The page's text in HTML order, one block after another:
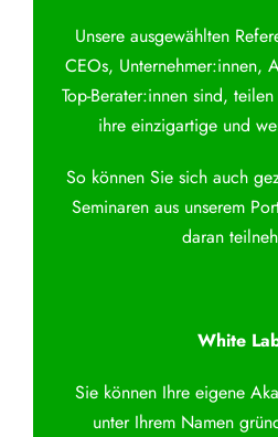
Unsere ausgewählten
CEOs, Unternehmer:innen,
Top-Berater:innen sind,
ihre einzigartige und
So können Sie sich auch
Seminaren aus unserem
daran
White
Sie können Ihre eigene
unter Ihrem Namen